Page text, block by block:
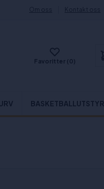
Om oss Kontakt oss
Favoritter (0)
BASKETBALLUTSTYR